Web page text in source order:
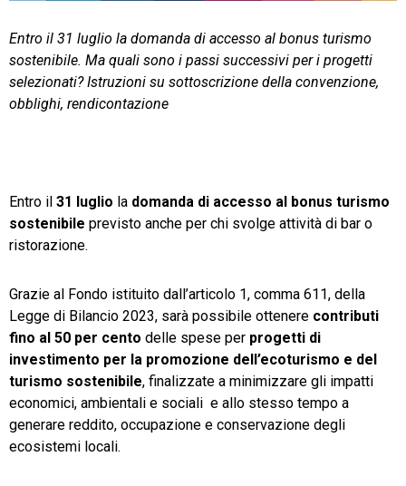
Entro il 31 luglio la domanda di accesso al bonus turismo
sostenibile. Ma quali sono i passi successivi per i progetti
selezionati? Istruzioni su sottoscrizione della convenzione,
obblighi, rendicontazione
Entro il 31 luglio la domanda di accesso al bonus turismo
sostenibile previsto anche per chi svolge attività di bar o
ristorazione.
Grazie al Fondo istituito dall’articolo 1, comma 611, della
Legge di Bilancio 2023, sarà possibile ottenere contributi
fino al 50 per cento delle spese per progetti di
investimento per la promozione dell’ecoturismo e del
turismo sostenibile, finalizzate a minimizzare gli impatti
economici, ambientali e sociali e allo stesso tempo a
generare reddito, occupazione e conservazione degli
ecosistemi locali.